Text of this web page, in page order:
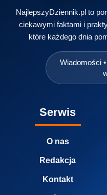
NajlepszyDziennik.pl to
ciekawymi faktami i
które każdego dnia
Wiadomości
Serwis
O nas
Redakcja
Kontakt